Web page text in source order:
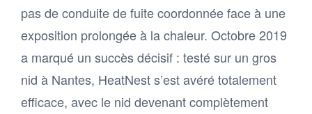
pas de conduite de fuite coordonnée face à une
exposition prolongée à la chaleur. Octobre 2019
a marqué un succès décisif : testé sur un gros
nid à Nantes, HeatNest s’est avéré totalement
efficace, avec le nid devenant complètement